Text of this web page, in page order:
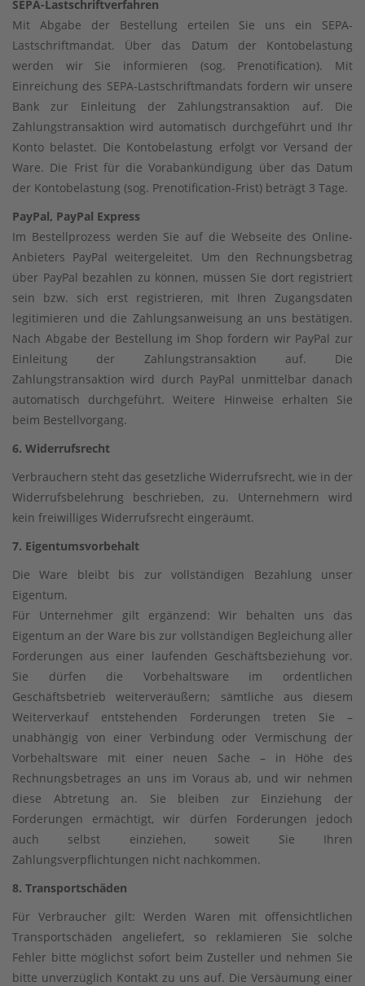
SEPA-Lastschriftverfahren
Mit Abgabe der Bestellung erteilen Sie uns ein SEPA-
Lastschriftmandat. Über das Datum der Kontobelastung
werden wir Sie informieren (sog. Prenotification). Mit
Einreichung des SEPA-Lastschriftmandats fordern wir unsere
Bank zur Einleitung der Zahlungstransaktion auf. Die
Zahlungstransaktion wird automatisch durchgeführt und Ihr
Konto belastet. Die Kontobelastung erfolgt vor Versand der
Ware. Die Frist für die Vorabankündigung über das Datum
der Kontobelastung (sog. Prenotification-Frist) beträgt 3 Tage.
PayPal, PayPal Express
Im Bestellprozess werden Sie auf die Webseite des Online-
Anbieters PayPal weitergeleitet. Um den Rechnungsbetrag
über PayPal bezahlen zu können, müssen Sie dort registriert
sein bzw. sich erst registrieren, mit Ihren Zugangsdaten
legitimieren und die Zahlungsanweisung an uns bestätigen.
Nach Abgabe der Bestellung im Shop fordern wir PayPal zur
Einleitung der Zahlungstransaktion auf. Die
Zahlungstransaktion wird durch PayPal unmittelbar danach
automatisch durchgeführt. Weitere Hinweise erhalten Sie
beim Bestellvorgang.
6. Widerrufsrecht
Verbrauchern steht das gesetzliche Widerrufsrecht, wie in der
Widerrufsbelehrung beschrieben, zu. Unternehmern wird
kein freiwilliges Widerrufsrecht eingeräumt.
7. Eigentumsvorbehalt
Die Ware bleibt bis zur vollständigen Bezahlung unser
Eigentum.
Für Unternehmer gilt ergänzend: Wir behalten uns das
Eigentum an der Ware bis zur vollständigen Begleichung aller
Forderungen aus einer laufenden Geschäftsbeziehung vor.
Sie dürfen die Vorbehaltsware im ordentlichen
Geschäftsbetrieb weiterveräußern; sämtliche aus diesem
Weiterverkauf entstehenden Forderungen treten Sie –
unabhängig von einer Verbindung oder Vermischung der
Vorbehaltsware mit einer neuen Sache – in Höhe des
Rechnungsbetrages an uns im Voraus ab, und wir nehmen
diese Abtretung an. Sie bleiben zur Einziehung der
Forderungen ermächtigt, wir dürfen Forderungen jedoch
auch selbst einziehen, soweit Sie Ihren
Zahlungsverpflichtungen nicht nachkommen.
8. Transportschäden
Für Verbraucher gilt: Werden Waren mit offensichtlichen
Transportschäden angeliefert, so reklamieren Sie solche
Fehler bitte möglichst sofort beim Zusteller und nehmen Sie
bitte unverzüglich Kontakt zu uns auf. Die Versäumung einer